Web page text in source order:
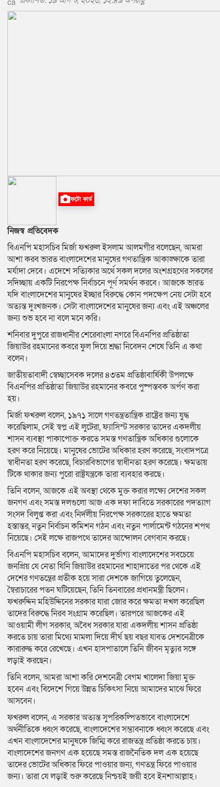
ফটো কার্ড
নিজস্ব প্রতিবেদক
বিএনপি মহাসচিব মির্জা ফখরুল ইসলাম আলমগীর বলেছেন, আমরা
আশা করব ভারত বাংলাদেশের মানুষের গণতান্ত্রিক আকাঙ্ক্ষাকে তারা
মর্যাদা দেবে। এদেশে সত্যিকার অর্থে সকল দলের অংশগ্রহণের সকলের
সদিচ্ছায় একটি নিরপেক্ষ নির্বাচনে পূর্ণ সমর্থন করবে। আজকে ভারত
যদি বাংলাদেশের মানুষের ইচ্ছার বিরুদ্ধে কোন পদক্ষেপ নেয় সেটা হবে
অত্যন্ত দুঃখজনক। সেটা বাংলাদেশের মানুষের জন্য এবং এই অঞ্চলের
জন্য শুভ হবে না বলে মনে করি।
শনিবার দুপুরে রাজধানীর শেরেবাংলা নগরে বিএনপির প্রতিষ্ঠাতা
জিয়াউর রহমানের কবরে ফুল দিয়ে শ্রদ্ধা নিবেদন শেষে তিনি এ কথা
বলেন।
জাতীয়তাবাদী স্বেচ্ছাসেবক দলের ৪৩তম প্রতিষ্ঠাবার্ষিকী উপলক্ষে
বিএনপির প্রতিষ্ঠাতা জিয়াউর রহমানের কবরে পুষ্পস্তবক অর্পণ করা
হয়।
মির্জা ফখরুল বলেন, ১৯৭১ সালে গণতন্ত্রতান্ত্রিক রাষ্ট্রের জন্য যুদ্ধ
করেছিলাম, সেই স্বপ্ন এই লুটেরা, ফ্যাসিস্ট সরকার তাদের একদলীয়
শাসন ব্যবস্থা পাকাপোক্ত করতে সমস্ত গণতান্ত্রিক অধিকার গুলোকে
হরণ করে নিয়েছে। মানুষের ভোটের অধিকার হরণ করেছে, সংবাদপত্রে
স্বাধীনতা হরণ করেছে, বিচারবিভাগের স্বাধীনতা হরণ করেছে। ক্ষমতায়
টিকে থাকার জন্য পুরো রাষ্ট্রযন্ত্রকে তারা ব্যবহার করছে।
তিনি বলেন, আজকে এই অবস্থা থেকে মুক্ত করার লক্ষ্যে দেশের সকল
জনগণ এবং সমস্ত দলগুলো আজ এক দফা দাবিতে সরকারের পদত্যাগ
সংসদ বিলুপ্ত করা এবং নির্দলীয় নিরপেক্ষ সরকারের হাতে ক্ষমতা
হস্তান্তর, নতুন নির্বাচন কমিশন গঠন এবং নতুন পার্লামেন্ট গঠনের শপথ
নিয়েছে। সেই লক্ষে রাজপথে তাদের আন্দোলন বেগবান করছে।
বিএনপি মহাসচিব বলেন, আমাদের দুর্ভাগ্য বাংলাদেশের সবচেয়ে
জনপ্রিয় যে নেতা যিনি জিয়াউর রহমানের শাহাদাতের পর থেকে এই
দেশের গণতন্ত্রের প্রতীক হয়ে সারা দেশকে জাগিয়ে তুলেছেন,
স্বৈরাচারের পতন ঘটিয়েছেন, তিনি তিনবারের প্রধানমন্ত্রী ছিলেন।
ফখরুদ্দিন মহিউদ্দিনের সরকার যারা জোর করে ক্ষমতা দখল করেছিল
তাদের বিরুদ্ধে নিরব সংগ্রাম করেছিল। তারপরে আজকের এই
আওয়ামী লীগ সরকার, অবৈধ সরকার যারা একদলীয় শাসন প্রতিষ্ঠা
করতে চায় তারা মিথ্যে মামলা দিয়ে দীর্ঘ ছয় বছর যাবত দেশনেত্রীকে
কারারুদ্ধ করে রেখেছে। এখন হাসপাতালে তিনি জীবন মৃত্যুর সঙ্গে
লড়াই করছেন।
তিনি বলেন, আমরা আশা করি দেশনেত্রী বেগম খালেদা জিয়া মুক্ত
হবেন এবং বিদেশে গিয়ে উন্নত চিকিৎসা নিয়ে আমাদের মাঝে ফিরে
আসবেন।
ফখরুল বলেন, এ সরকার অত্যন্ত সুপরিকল্পিতভাবে বাংলাদেশে
অর্থনীতিকে ধ্বংস করেছে, বাংলাদেশের সম্ভাবনাকে ধ্বংস করেছে এবং
এখন বাংলাদেশের মানুষকে জিম্মি করে রাজতন্ত্র প্রতিষ্ঠা করতে চায়।
বাংলাদেশের জনগণ এক হয়েছে সমস্ত রাজনৈতিক দল এক হয়েছে
তাদের ভোটের অধিকার ফিরে পাওয়ার জন্য, গণতন্ত্র ফিরে পাওয়ার
জন্য। তারা যে লড়াই শুরু করেছে নিশ্চয়ই জয়ী হবে ইনশাআল্লাহ।